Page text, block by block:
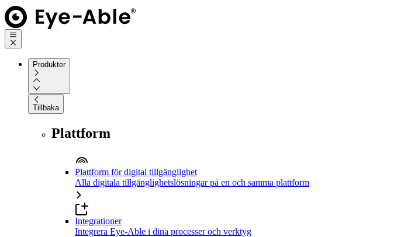
Produkter
Tillbaka
Plattform
Plattform för digital tillgänglighet
Alla digitala tillgänglighetslösningar på en och samma plattform
Integrationer
Integrera Eye-Able i dina processer och verktyg